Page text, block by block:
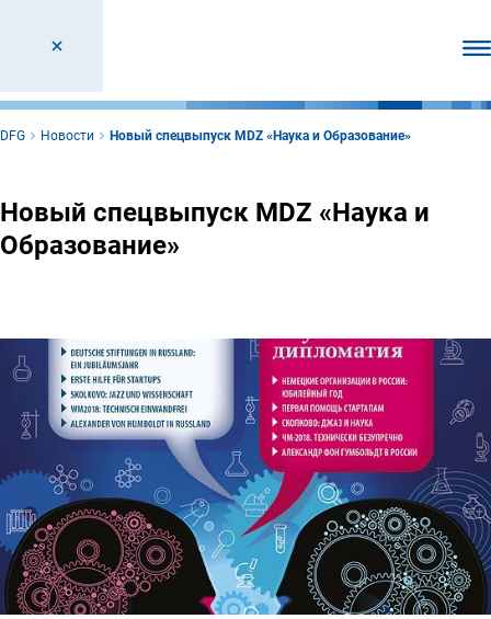
DFG Новости Новый спецвыпуск MDZ «Наука и Образование»
Новый спецвыпуск MDZ «Наука и
Образование»